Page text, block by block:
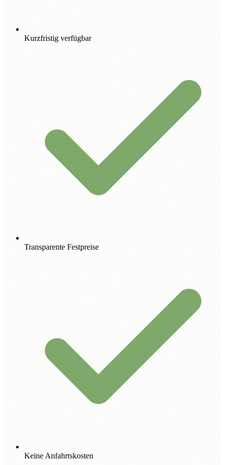
Kurzfristig verfügbar
Transparente Festpreise
Keine Anfahrtskosten